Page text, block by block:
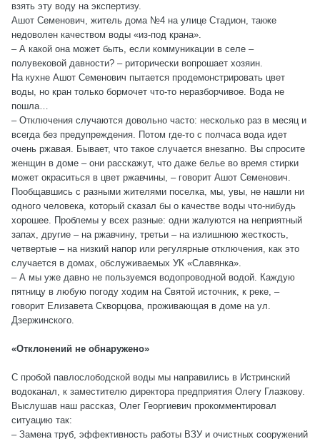
взять эту воду на экспертизу.
Ашот Семенович, житель дома №4 на улице Стадион, также
недоволен качеством воды «из-под крана».
– А какой она может быть, если коммуникации в селе –
полувековой давности? – риторически вопрошает хозяин.
На кухне Ашот Семенович пытается продемонстрировать цвет
воды, но кран только бормочет что-то неразборчивое. Вода не
пошла…
– Отключения случаются довольно часто: несколько раз в месяц и
всегда без предупреждения. Потом где-то с полчаса вода идет
очень ржавая. Бывает, что такое случается внезапно. Вы спросите
женщин в доме – они расскажут, что даже белье во время стирки
может окраситься в цвет ржавчины, – говорит Ашот Семенович.
Пообщавшись с разными жителями поселка, мы, увы, не нашли ни
одного человека, который сказал бы о качестве воды что-нибудь
хорошее. Проблемы у всех разные: одни жалуются на неприятный
запах, другие – на ржавчину, третьи – на излишнюю жесткость,
четвертые – на низкий напор или регулярные отключения, как это
случается в домах, обслуживаемых УК «Славянка».
– А мы уже давно не пользуемся водопроводной водой. Каждую
пятницу в любую погоду ходим на Святой источник, к реке, –
говорит Елизавета Скворцова, проживающая в доме на ул.
Дзержинского.
«Отклонений не обнаружено»
С пробой павлослободской воды мы направились в Истринский
водоканал, к заместителю директора предприятия Олегу Глазкову.
Выслушав наш рассказ, Олег Георгиевич прокомментировал
ситуацию так:
– Замена труб, эффективность работы ВЗУ и очистных сооружений